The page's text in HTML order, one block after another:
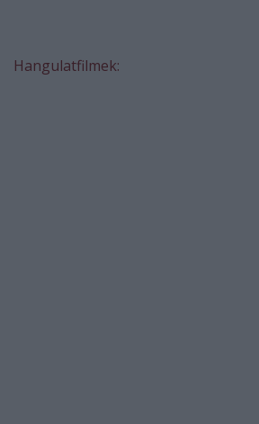
Hangulatfilmek: